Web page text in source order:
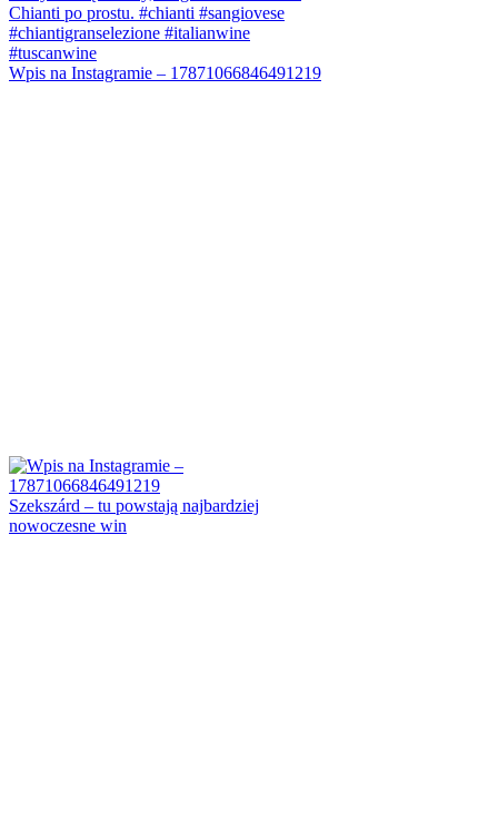
Wpis na Instagramie – 17871066846491219
Szekszárd – tu powstają najbardziej
nowoczesne win